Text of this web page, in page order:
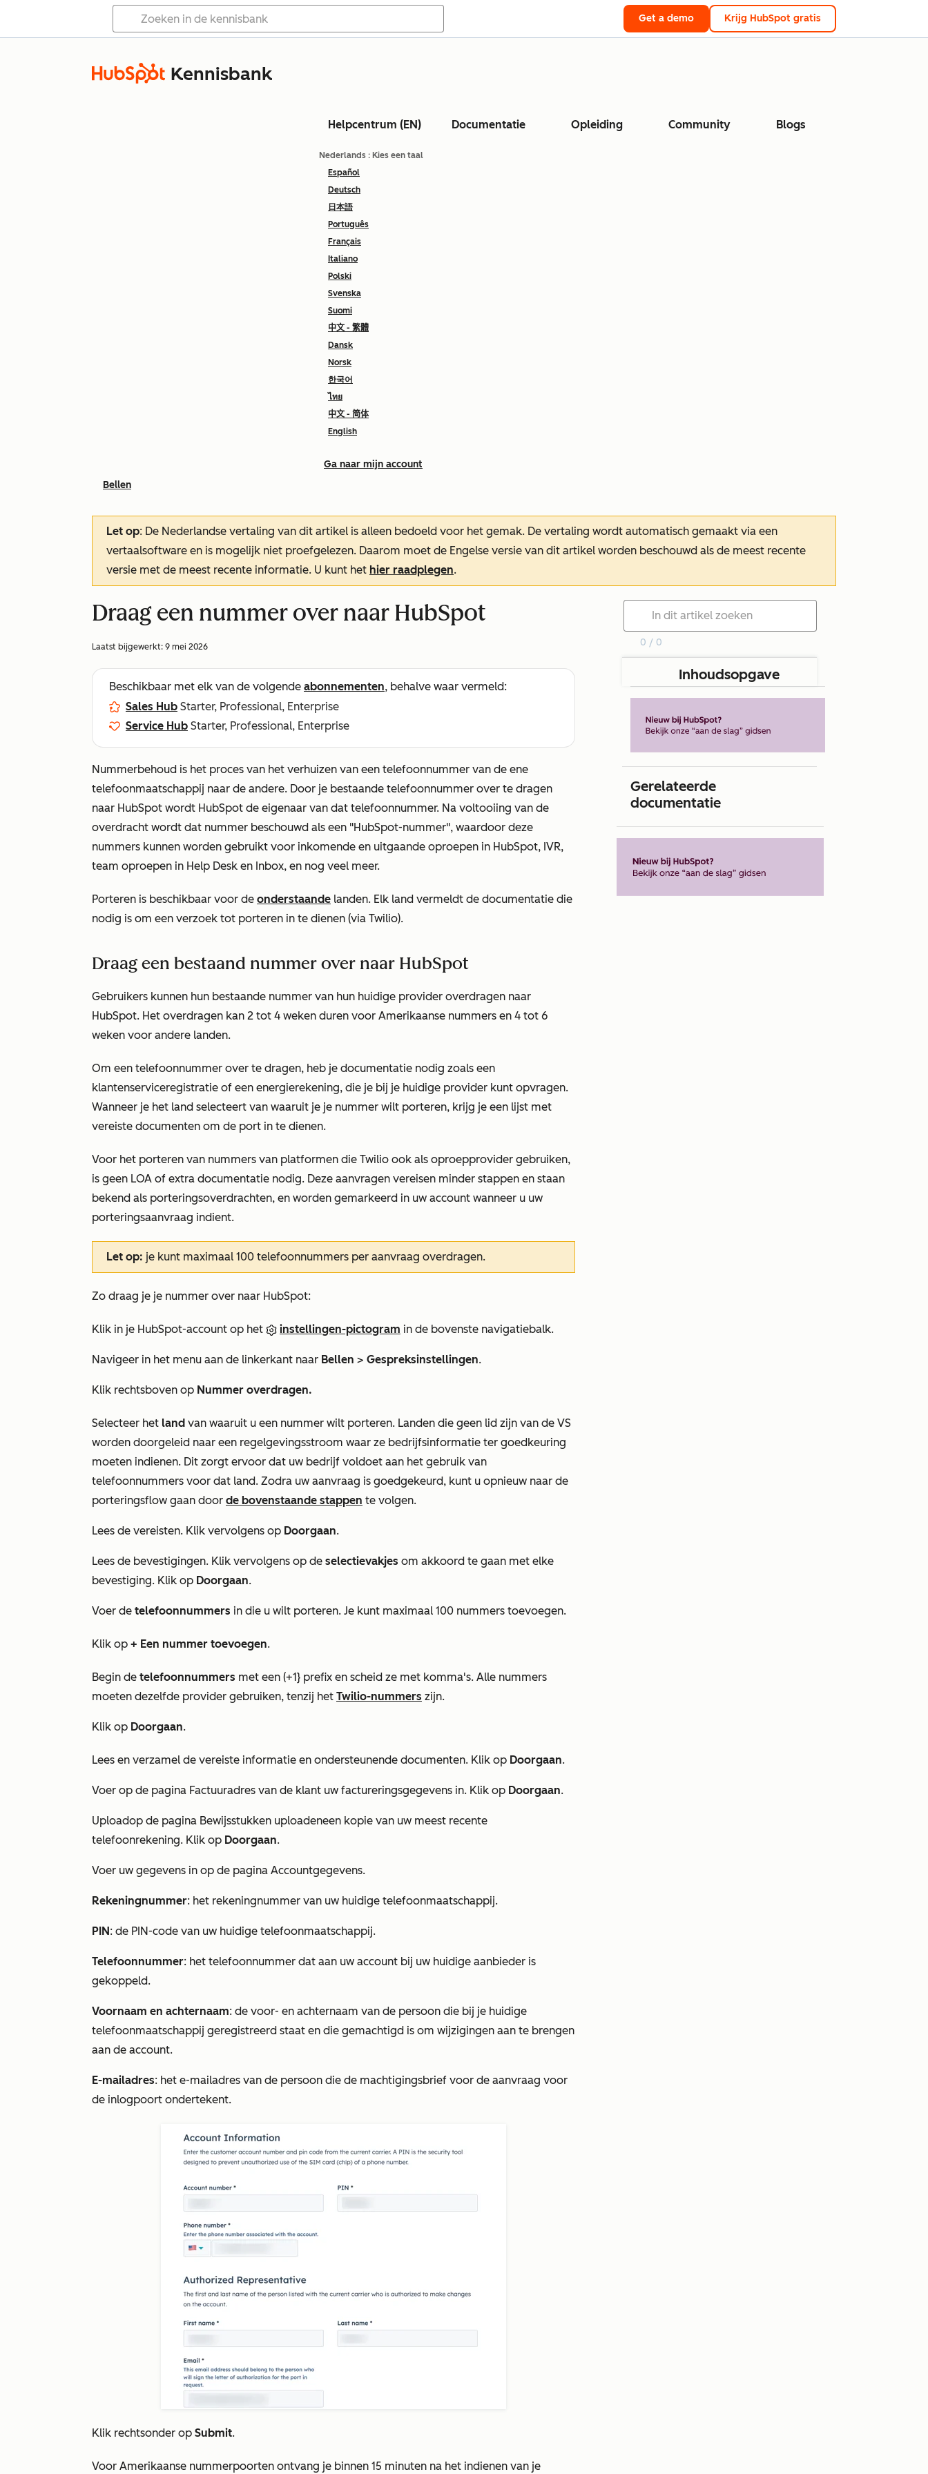
Get a demo Krijg HubSpot gratis
Kennisbank
Helpcentrum (EN) Documentatie Opleiding Community Blogs
Nederlands : Kies een taal
Español
Deutsch
日本語
Português
Français
Italiano
Polski
Svenska
Suomi
中文 - 繁體
Dansk
Norsk
한국어
ไทย
中文 - 简体
English
Ga naar mijn account
Bellen
Let op: De Nederlandse vertaling van dit artikel is alleen bedoeld voor het gemak. De vertaling wordt automatisch gemaakt via een
vertaalsoftware en is mogelijk niet proefgelezen. Daarom moet de Engelse versie van dit artikel worden beschouwd als de meest recente
versie met de meest recente informatie. U kunt het hier raadplegen.
Draag een nummer over naar HubSpot
Laatst bijgewerkt: 9 mei 2026
Beschikbaar met elk van de volgende abonnementen, behalve waar vermeld:
Sales Hub Starter, Professional, Enterprise
Service Hub Starter, Professional, Enterprise
Nummerbehoud is het proces van het verhuizen van een telefoonnummer van de ene
telefoonmaatschappij naar de andere. Door je bestaande telefoonnummer over te dragen
naar HubSpot wordt HubSpot de eigenaar van dat telefoonnummer. Na voltooiing van de
overdracht wordt dat nummer beschouwd als een "HubSpot-nummer", waardoor deze
nummers kunnen worden gebruikt voor inkomende en uitgaande oproepen in HubSpot, IVR,
team oproepen in Help Desk en Inbox, en nog veel meer.
Porteren is beschikbaar voor de onderstaande landen. Elk land vermeldt de documentatie die
nodig is om een verzoek tot porteren in te dienen (via Twilio).
Draag een bestaand nummer over naar HubSpot
Gebruikers kunnen hun bestaande nummer van hun huidige provider overdragen naar
HubSpot. Het overdragen kan 2 tot 4 weken duren voor Amerikaanse nummers en 4 tot 6
weken voor andere landen.
Om een telefoonnummer over te dragen, heb je documentatie nodig zoals een
klantenserviceregistratie of een energierekening, die je bij je huidige provider kunt opvragen.
Wanneer je het land selecteert van waaruit je je nummer wilt porteren, krijg je een lijst met
vereiste documenten om de port in te dienen.
Voor het porteren van nummers van platformen die Twilio ook als oproepprovider gebruiken,
is geen LOA of extra documentatie nodig. Deze aanvragen vereisen minder stappen en staan
bekend als porteringsoverdrachten, en worden gemarkeerd in uw account wanneer u uw
porteringsaanvraag indient.
Let op: je kunt maximaal 100 telefoonnummers per aanvraag overdragen.
Zo draag je je nummer over naar HubSpot:
Klik in je HubSpot-account op het instellingen-pictogram in de bovenste navigatiebalk.
Navigeer in het menu aan de linkerkant naar Bellen > Gespreksinstellingen.
Klik rechtsboven op Nummer overdragen.
Selecteer het land van waaruit u een nummer wilt porteren. Landen die geen lid zijn van de VS
worden doorgeleid naar een regelgevingsstroom waar ze bedrijfsinformatie ter goedkeuring
moeten indienen. Dit zorgt ervoor dat uw bedrijf voldoet aan het gebruik van
telefoonnummers voor dat land. Zodra uw aanvraag is goedgekeurd, kunt u opnieuw naar de
porteringsflow gaan door de bovenstaande stappen te volgen.
Lees de vereisten. Klik vervolgens op Doorgaan.
Lees de bevestigingen. Klik vervolgens op de selectievakjes om akkoord te gaan met elke
bevestiging. Klik op Doorgaan.
Voer de telefoonnummers in die u wilt porteren. Je kunt maximaal 100 nummers toevoegen.
Klik op + Een nummer toevoegen.
Begin de telefoonnummers met een (+1} prefix en scheid ze met komma's. Alle nummers
moeten dezelfde provider gebruiken, tenzij het Twilio-nummers zijn.
Klik op Doorgaan.
Lees en verzamel de vereiste informatie en ondersteunende documenten. Klik op Doorgaan.
Voer op de pagina Factuuradres van de klant uw factureringsgegevens in. Klik op Doorgaan.
Uploadop de pagina Bewijsstukken uploadeneen kopie van uw meest recente
telefoonrekening. Klik op Doorgaan.
Voer uw gegevens in op de pagina Accountgegevens.
Rekeningnummer: het rekeningnummer van uw huidige telefoonmaatschappij.
PIN: de PIN-code van uw huidige telefoonmaatschappij.
Telefoonnummer: het telefoonnummer dat aan uw account bij uw huidige aanbieder is
gekoppeld.
Voornaam en achternaam: de voor- en achternaam van de persoon die bij je huidige
telefoonmaatschappij geregistreerd staat en die gemachtigd is om wijzigingen aan te brengen
aan de account.
E-mailadres: het e-mailadres van de persoon die de machtigingsbrief voor de aanvraag voor
de inlogpoort ondertekent.
Klik rechtsonder op Submit.
Voor Amerikaanse nummerpoorten ontvang je binnen 15 minuten na het indienen van je
0 / 0
Inhoudsopgave
Gerelateerde
documentatie